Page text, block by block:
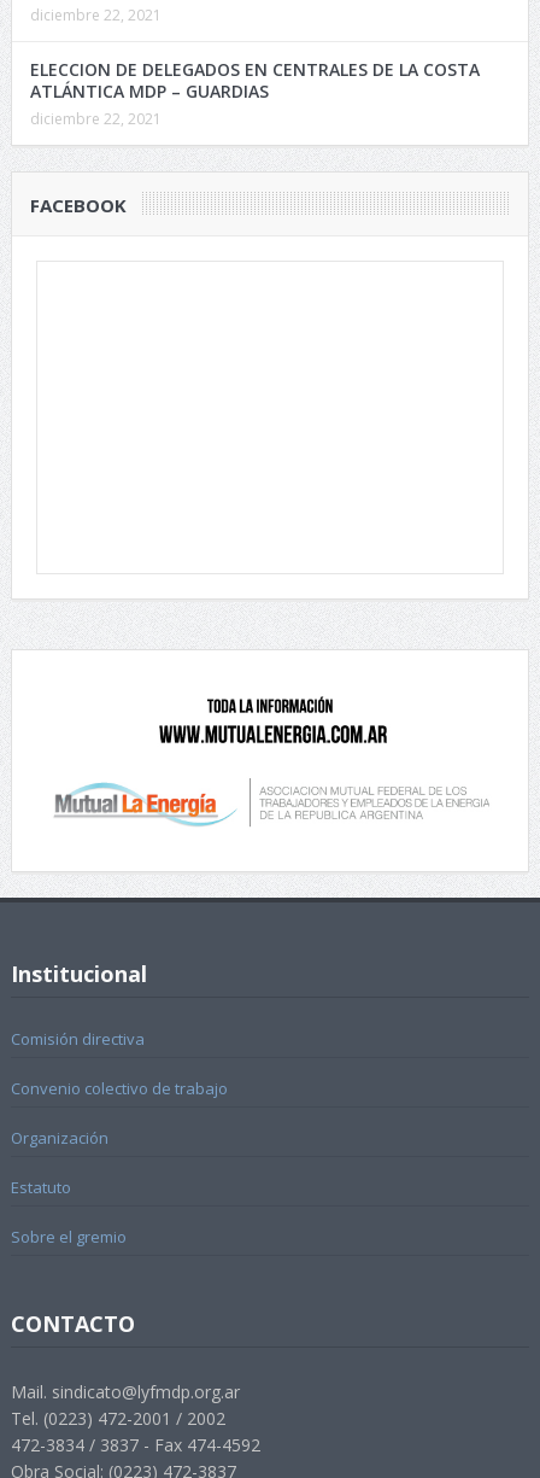
diciembre 22, 2021
ELECCION DE DELEGADOS EN CENTRALES DE LA COSTA
ATLÁNTICA MDP – GUARDIAS
diciembre 22, 2021
FACEBOOK
Institucional
Comisión directiva
Convenio colectivo de trabajo
Organización
Estatuto
Sobre el gremio
CONTACTO
Mail. sindicato@lyfmdp.org.ar
Tel. (0223) 472-2001 / 2002
472-3834 / 3837 - Fax 474-4592
Obra Social: (0223) 472-3837